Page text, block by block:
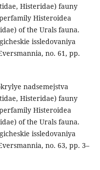
Histeridae) fauny
Histeroidea
of the Urals fauna.
issledovaniya
no. 61, pp.
nadsemejstva
Histeridae) fauny
Histeroidea
of the Urals fauna.
issledovaniya
no. 63, pp. 3–